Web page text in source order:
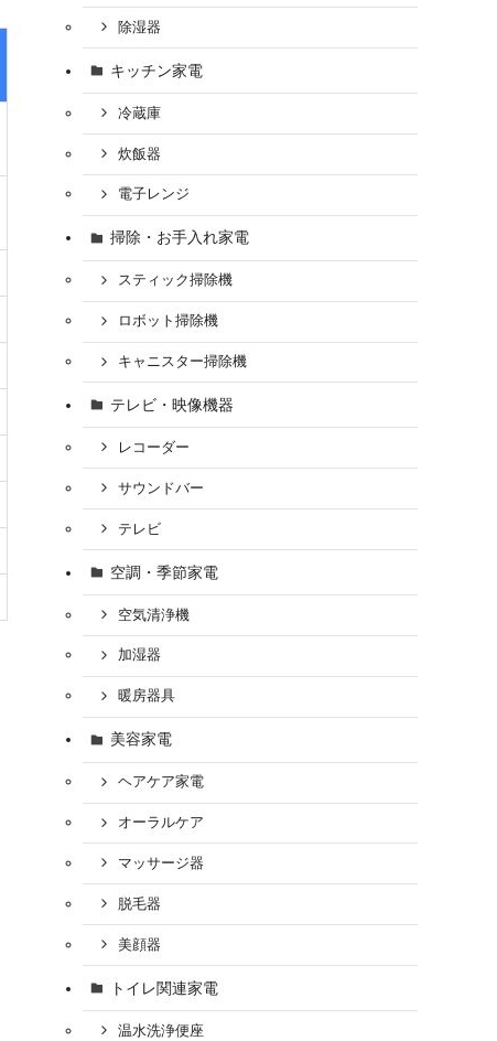
除湿器
キッチン家電
冷蔵庫
炊飯器
電子レンジ
掃除・お手入れ家電
スティック掃除機
ロボット掃除機
キャニスター掃除機
テレビ・映像機器
レコーダー
サウンドバー
テレビ
空調・季節家電
空気清浄機
加湿器
暖房器具
美容家電
ヘアケア家電
オーラルケア
マッサージ器
脱毛器
美顔器
トイレ関連家電
温水洗浄便座